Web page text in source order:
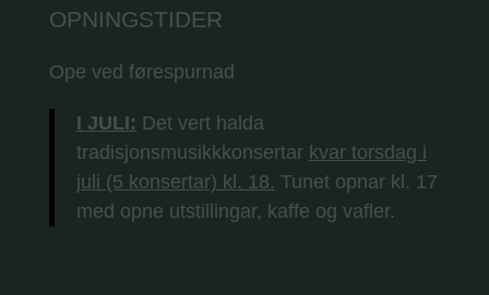
OPNINGSTIDER
Ope ved førespurnad
I JULI: Det vert halda
tradisjonsmusikkkonsertar kvar torsdag i
juli (5 konsertar) kl. 18. Tunet opnar kl. 17
med opne utstillingar, kaffe og vafler.